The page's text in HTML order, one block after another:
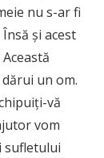
nu s-ar fi
și acest
un om.
vă
vom
sufletului